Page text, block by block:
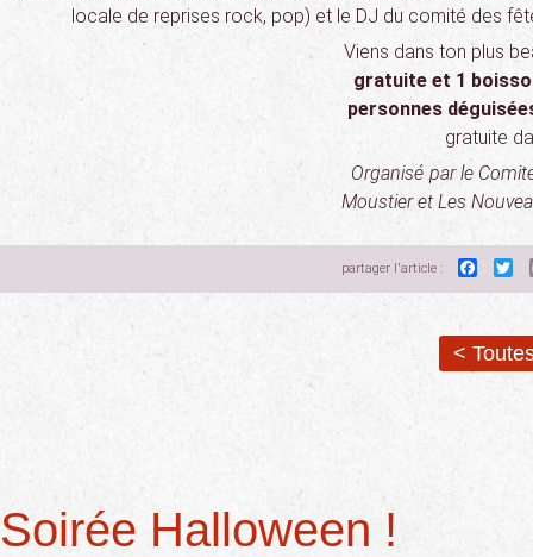
locale de reprises rock, pop) et le DJ du comité des
Viens dans ton plus
gratuite et 1
personnes
gratuite
Organisé par le
Moustier et Les
partager l'article :
<
Soirée Halloween !